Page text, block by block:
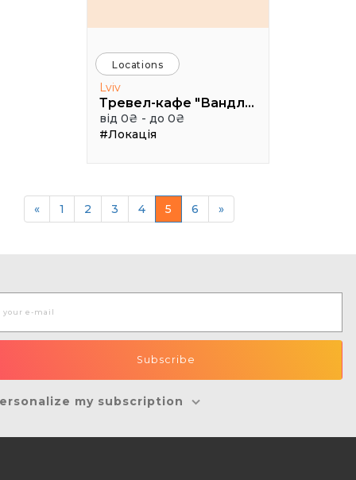
Locations
Lviv
Тревел-кафе "Вандлер
від 0₴ - до 0₴
#Локація
« 1 2 3 4 5 6 »
my subscription